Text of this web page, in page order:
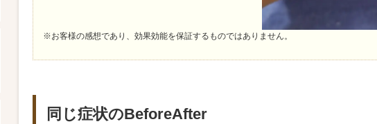
※お客様の感想であり、効果効能を保証するものではありません。
同じ症状のBeforeAfter